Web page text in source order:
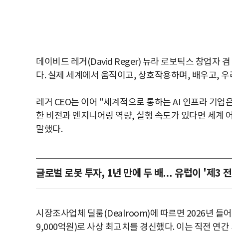
데이비드 레거(David Reger) 뉴라 로보틱스 창업자
다. 실제 세계에서 움직이고, 상호작용하며, 배우고,
레거 CEO는 이어 "세계적으로 통하는 AI 인프라 기업
한 비전과 엔지니어링 역량, 실행 속도가 있다면 세계
말했다.
글로벌 로봇 투자, 1년 만에 두 배… 유럽이 '제3
시장조사업체 딜룸(Dealroom)에 따르면 2026년 들
9,000억원)로 사상 최고치를 경신했다. 이는 직전 연